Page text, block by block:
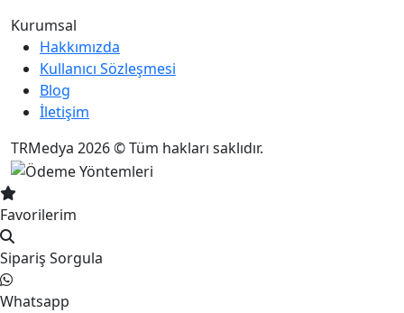
Kurumsal
Hakkımızda
Kullanıcı Sözleşmesi
Blog
İletişim
TRMedya 2026 © Tüm hakları saklıdır.
Favorilerim
Sipariş Sorgula
Whatsapp